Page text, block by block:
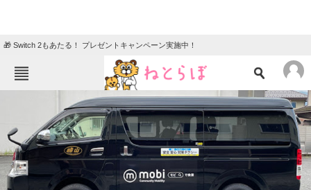
🎁 Switch 2もあたる！ プレゼントキャンペーン実施中！
ニュース
エンタメ クイズ
グルメ 地域